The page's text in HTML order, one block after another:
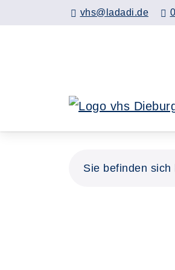
vhs@ladadi.de
Hauptinhalt
Sie befinden sich